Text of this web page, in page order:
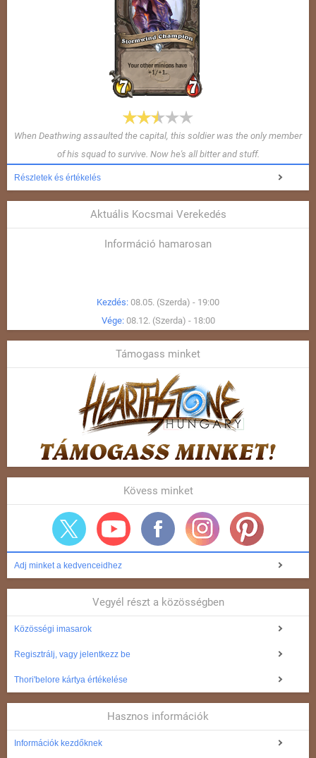
When Deathwing assaulted the capital, this soldier was the only member
of his squad to survive. Now he's all bitter and stuff.
Részletek és értékelés
Aktuális Kocsmai Verekedés
Információ hamarosan
Kezdés: 08.05. (Szerda) - 19:00
Vége: 08.12. (Szerda) - 18:00
Támogass minket
Kövess minket
Adj minket a kedvenceidhez
Vegyél részt a közösségben
Közösségi imasarok
Regisztrálj, vagy jelentkezz be
Thori'belore kártya értékelése
Hasznos információk
Információk kezdőknek